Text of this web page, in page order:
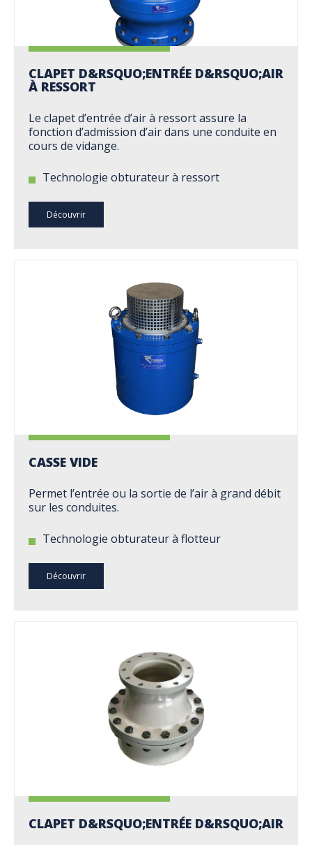
CLAPET D&RSQUO;ENTRÉE D&RSQUO;AIR
À RESSORT
Le clapet d’entrée d’air à ressort assure la
fonction d’admission d’air dans une conduite en
cours de vidange.
Technologie obturateur à ressort
Découvrir
CASSE VIDE
Permet l’entrée ou la sortie de l’air à grand débit
sur les conduites.
Technologie obturateur à flotteur
Découvrir
CLAPET D&RSQUO;ENTRÉE D&RSQUO;AIR